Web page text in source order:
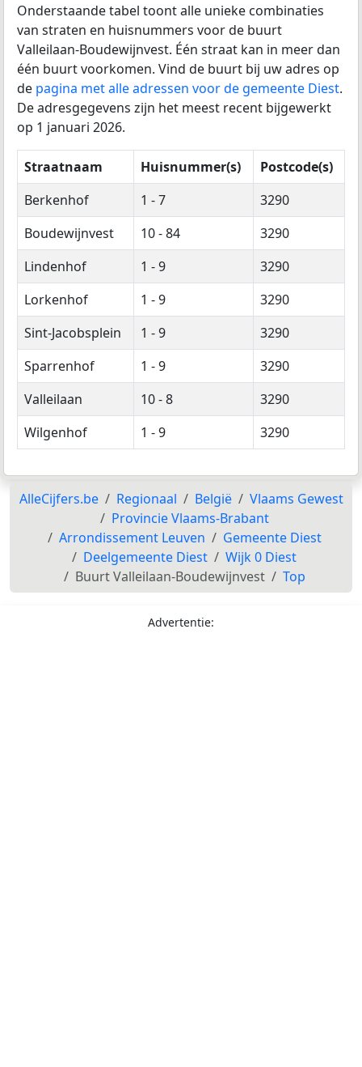
Onderstaande tabel toont alle unieke combinaties
van straten en huisnummers voor de buurt
Valleilaan-Boudewijnvest. Één straat kan in meer dan
één buurt voorkomen. Vind de buurt bij uw adres op
de pagina met alle adressen voor de gemeente Diest.
De adresgegevens zijn het meest recent bijgewerkt
op 1 januari 2026.
Straatnaam Huisnummer(s)
Postcode(s)
Berkenhof
1 - 7
3290
Boudewijnvest
10 - 84
3290
Lindenhof
1 - 9
3290
Lorkenhof
1 - 9
3290
Sint-Jacobsplein
1 - 9
3290
Sparrenhof
1 - 9
3290
Valleilaan
10 - 8
3290
Wilgenhof
1 - 9 3290
AlleCijfers.be Regionaal België
Vlaams Gewest
Provincie Vlaams-Brabant
Arrondissement Leuven
Gemeente Diest
Deelgemeente Diest
Wijk 0 Diest
Buurt Valleilaan-Boudewijnvest
Top
Advertentie: